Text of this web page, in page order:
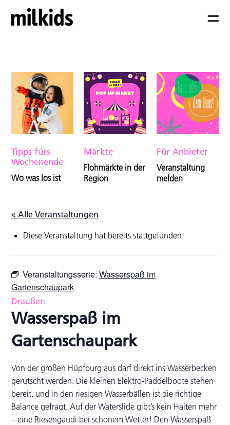
Tipps fürs
Wochenende
Wo was los ist
Märkte
Flohmärkte in der
Region
Für Anbieter
Veranstaltung
melden
« Alle Veranstaltungen
Diese Veranstaltung hat bereits stattgefunden.
Veranstaltungsserie: Wasserspaß im
Gartenschaupark
Draußen
Wasserspaß im
Gartenschaupark
Von der großen Hüpfburg aus darf direkt ins Wasserbecken
gerutscht werden. Die kleinen Elektro-Paddelboote stehen
bereit, und in den riesigen Wasserbällen ist die richtige
Balance gefragt. Auf der Waterslide gibt’s kein Halten mehr
– eine Riesengaudi bei schönem Wetter! Den Wasserspaß